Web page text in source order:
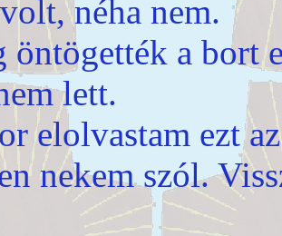
néha nem.
a bort
lett.
elolvastam ezt
nekem szól.